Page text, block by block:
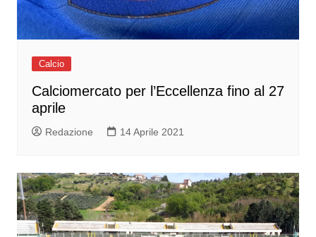
Calcio
Calciomercato per l’Eccellenza fino al 27
aprile
Redazione 14 Aprile 2021